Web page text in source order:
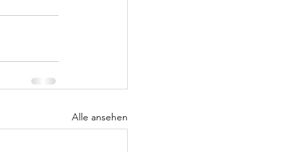
Alle ansehen